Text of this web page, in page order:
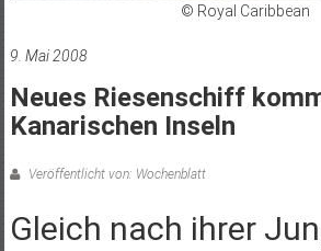
© Royal Caribbean
9. Mai 2008
Neues Riesenschiff
Kanarischen Inseln
Veröffentlicht von: Wochenblatt
Gleich nach ihrer